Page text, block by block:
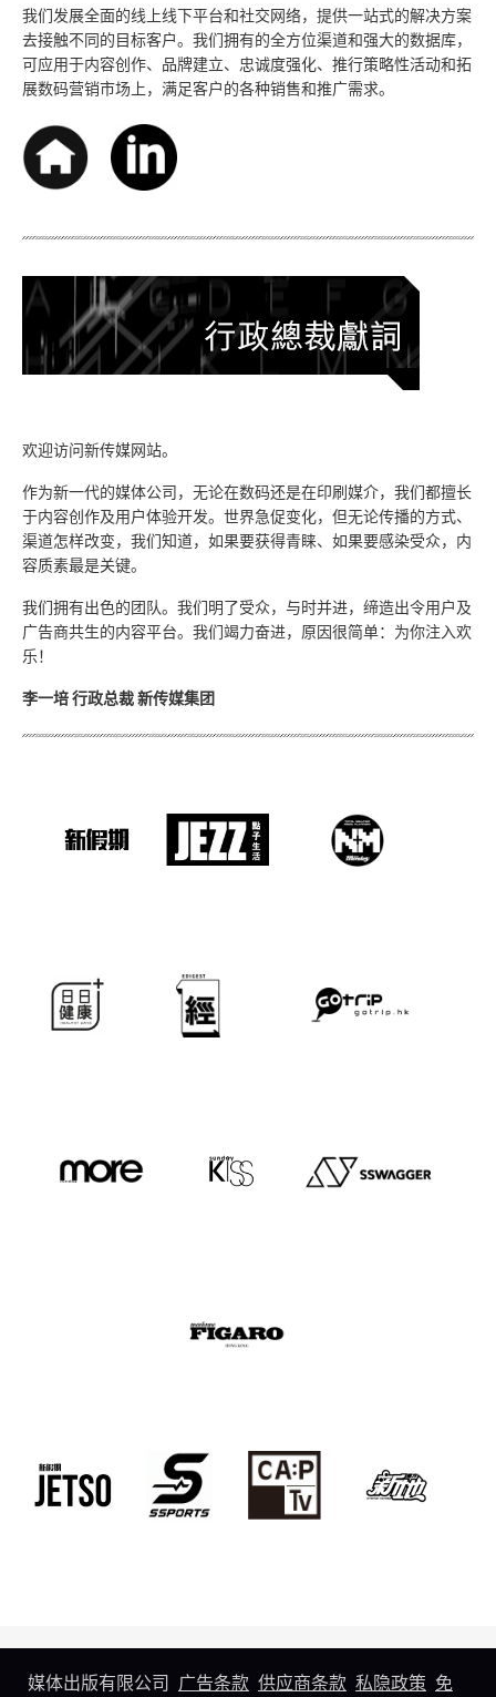
我们发展全面的线上线下平台和社交网络，提供一站式的解决方案
去接触不同的目标客户。我们拥有的全方位渠道和强大的数据库，
可应用于内容创作、品牌建立、忠诚度强化、推行策略性活动和拓
展数码营销市场上，满足客户的各种销售和推广需求。
欢迎访问新传媒网站。
作为新一代的媒体公司，无论在数码还是在印刷媒介，我们都擅长
于内容创作及用户体验开发。世界急促变化，但无论传播的方式、
渠道怎样改变，我们知道，如果要获得青睐、如果要感染受众，内
容质素最是关键。
我们拥有出色的团队。我们明了受众，与时并进，缔造出令用户及
广告商共生的内容平台。我们竭力奋进，原因很简单：为你注入欢
乐！
李一培 行政总裁 新传媒集团
媒体出版有限公司 广告条款 供应商条款 私隐政策 免